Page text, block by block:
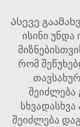
Ასევე
ისინი
რომ
შეიძლება